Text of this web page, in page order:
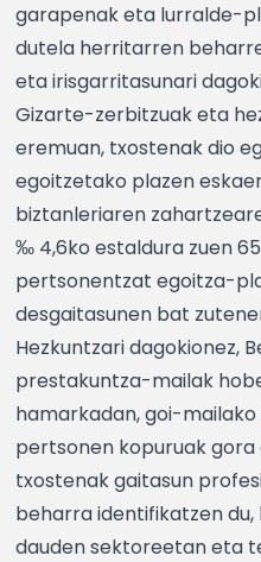
garapenak eta lurralde-
dutela herritarren
eta irisgarritasunari
Gizarte-zerbitzuak eta
eremuan, txostenak dio
egoitzetako plazen
biztanleriaren
‰ 4,6ko estaldura zuen
pertsonentzat egoitza-
desgaitasunen bat
Hezkuntzari dagokionez,
prestakuntza-mailak
hamarkadan, goi-
pertsonen kopuruak gora
txostenak gaitasun
beharra identifikatzen
dauden sektoreetan eta